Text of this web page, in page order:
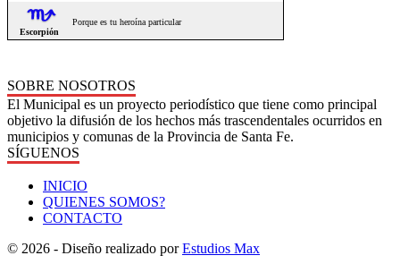
SOBRE NOSOTROS
El Municipal es un proyecto periodístico que tiene como principal
objetivo la difusión de los hechos más trascendentales ocurridos en
municipios y comunas de la Provincia de Santa Fe.
SÍGUENOS
INICIO
QUIENES SOMOS?
CONTACTO
© 2026 - Diseño realizado porEstudios Max